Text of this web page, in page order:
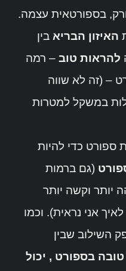
בספורטאית עצמה.
האיזון הבריא בין
להראות טוב– רמה
– (זה לא שווה
במשקל למטרות
ספורט כדי להיות
(גם ברמות
יותר וקשה יותר
אני נראית). וכמו
השילוב שבין
בספורט , יכול